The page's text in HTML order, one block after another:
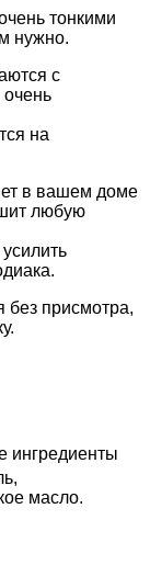
тонкими
нужно.
с
очень
на
в вашем доме
любую
без присмотра,
ингредиенты
масло.